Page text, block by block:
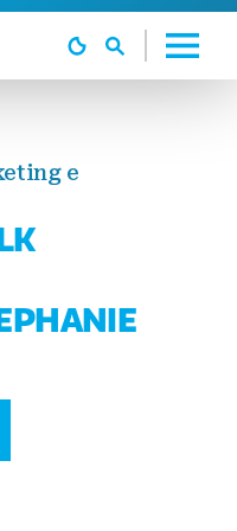
e